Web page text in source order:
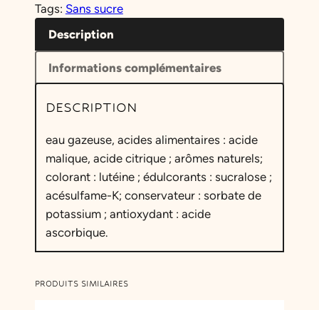
Tags: Sans sucre
Description
Informations complémentaires
DESCRIPTION
eau gazeuse, acides alimentaires : acide
malique, acide citrique ; arômes naturels;
colorant : lutéine ; édulcorants : sucralose ;
acésulfame-K; conservateur : sorbate de
potassium ; antioxydant : acide
ascorbique.
PRODUITS SIMILAIRES